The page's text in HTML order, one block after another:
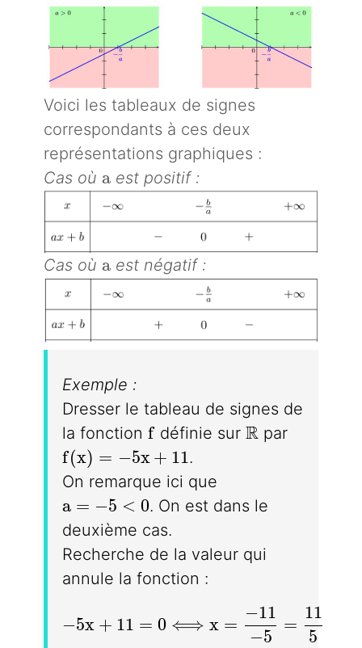
Voici les tableaux de signes
correspondants à ces deux
représentations graphiques :
Cas où a
a est positif :
Cas où a
a est négatif :
Exemple :
Dresser le tableau de signes de
la fonction f
f définie sur\mathbb R
R par
f(x)=-5x+11
f(x) = −5x + 11.
On remarque ici que
a=-5<0
a = −5 < 0. On est dans le
deuxième cas.
Recherche de la valeur qui
annule la fonction :
-5x+11=0\Longleftrightarrow x
−5x + 11 = 0 ⟺ x =
−5
−11
=
5
11